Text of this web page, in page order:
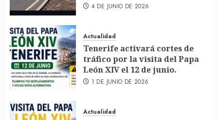
4 DE JUNIO DE 2026
Actualidad
Tenerife activará cortes de
tráfico por la visita del Papa
León XIV el 12 de junio.
1 DE JUNIO DE 2026
Actualidad